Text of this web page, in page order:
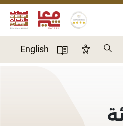
Skip to main content
Search
Accessibility Panel
User Directory
English